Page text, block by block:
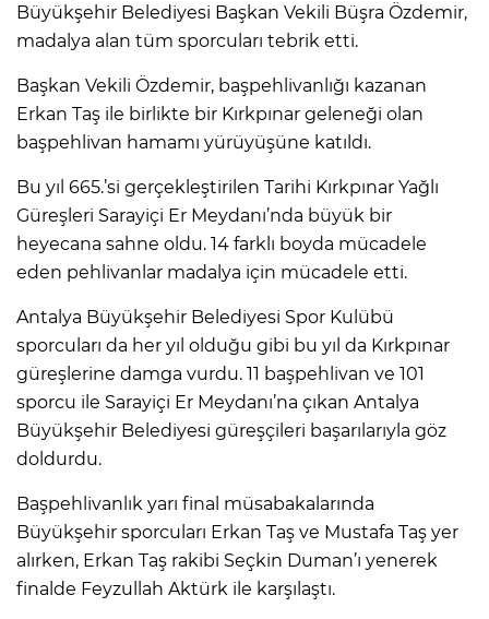
Büyükşehir Belediyesi Başkan Vekili Büşra Özdemir,
madalya alan tüm sporcuları tebrik etti.
Başkan Vekili Özdemir, başpehlivanlığı kazanan
Erkan Taş ile birlikte bir Kırkpınar geleneği olan
başpehlivan hamamı yürüyüşüne katıldı.
Bu yıl 665.’si gerçekleştirilen Tarihi Kırkpınar Yağlı
Güreşleri Sarayiçi Er Meydanı’nda büyük bir
heyecana sahne oldu. 14 farklı boyda mücadele
eden pehlivanlar madalya için mücadele etti.
Antalya Büyükşehir Belediyesi Spor Kulübü
sporcuları da her yıl olduğu gibi bu yıl da Kırkpınar
güreşlerine damga vurdu. 11 başpehlivan ve 101
sporcu ile Sarayiçi Er Meydanı’na çıkan Antalya
Büyükşehir Belediyesi güreşçileri başarılarıyla göz
doldurdu.
Başpehlivanlık yarı final müsabakalarında
Büyükşehir sporcuları Erkan Taş ve Mustafa Taş yer
alırken, Erkan Taş rakibi Seçkin Duman’ı yenerek
finalde Feyzullah Aktürk ile karşılaştı.